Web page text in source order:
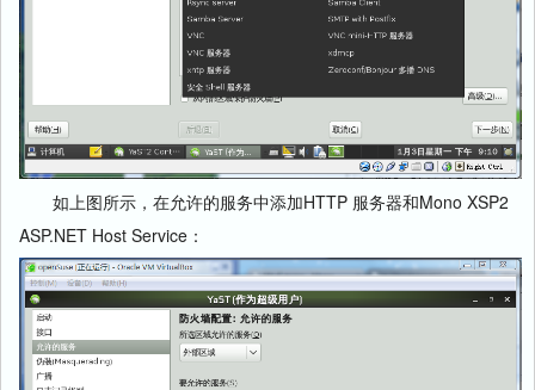
如上图所示，在允许的服务中添加HTTP 服务器和Mono XSP2
ASP.NET Host Service：